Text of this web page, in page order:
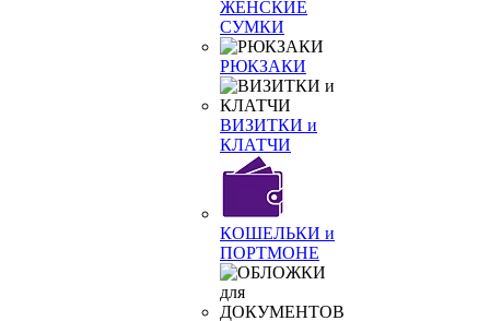
ЖЕНСКИЕ
СУМКИ
РЮКЗАКИ
ВИЗИТКИ и
КЛАТЧИ
КОШЕЛЬКИ и
ПОРТМОНЕ